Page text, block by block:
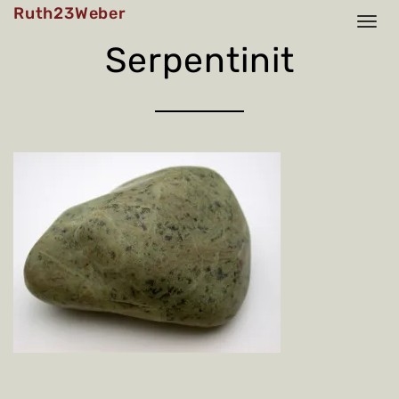
SkipRuth23Weber
Serpentinit